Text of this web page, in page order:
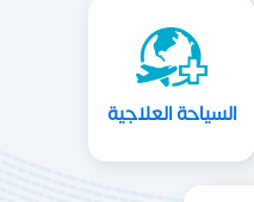
السياحة العلاجية